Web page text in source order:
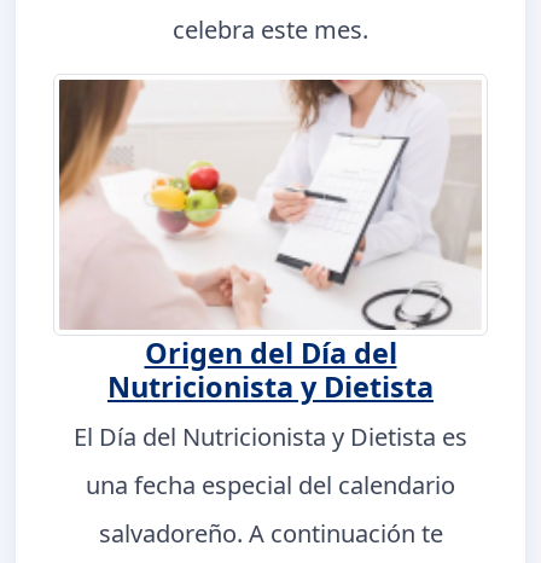
celebra este mes.
Origen del Día del
Nutricionista y Dietista
El Día del Nutricionista y Dietista es
una fecha especial del calendario
salvadoreño. A continuación te